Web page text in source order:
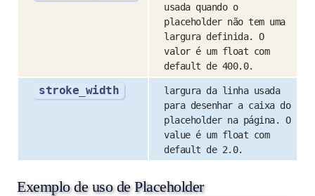
usada quando o
placeholder não tem uma
largura definida. O
valor é um float com
default de 400.0.
stroke_width
largura da linha usada
para desenhar a caixa do
placeholder na página. O
value é um float com
default de 2.0.
Exemplo de uso de Placeholder